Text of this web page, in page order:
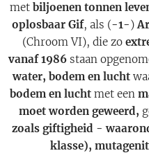
met biljoenen tonnen
oplosbaar Gif, als (-1-)
(Chroom VI), die zo
vanaf 1986 staan
water, bodem en lucht
bodem en luchtmet een
moet worden geweerd,
zoals giftigheid -
klasse),